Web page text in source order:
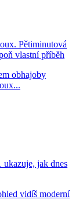
Pětiminutová
vlastní příběh
obhajoby
jak dnes
vidíš moderní